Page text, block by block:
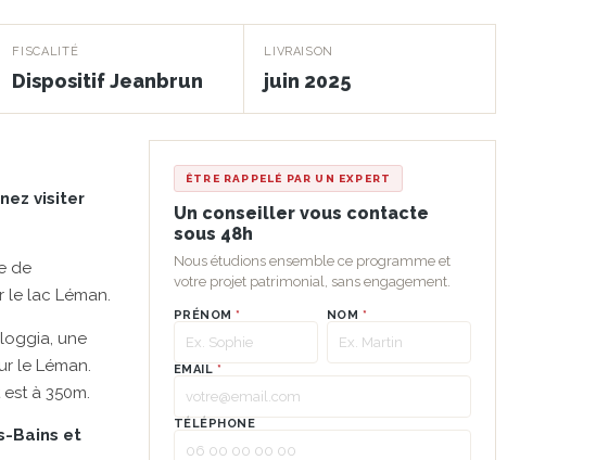
FISCALITÉ
Dispositif Jeanbrun
LIVRAISON
juin 2025
visiter
de
le lac Léman.
une
le Léman.
à 350m.
Bains et
ÊTRE RAPPELÉ PAR UN EXPERT
Un conseiller vous contacte
sous 48h
Nous étudions ensemble ce programme et
votre projet patrimonial, sans engagement.
PRÉNOM* NOM *
EMAIL *
TÉLÉPHONE